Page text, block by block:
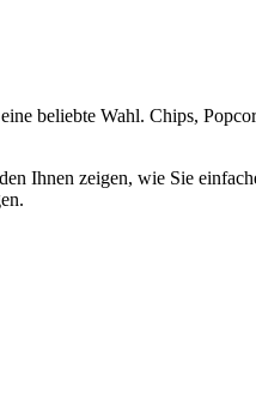
beliebte Wahl. Chips,
Ihnen zeigen, wie Sie